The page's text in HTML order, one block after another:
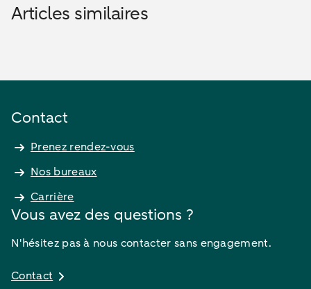
Articles similaires
Contact
Prenez rendez-vous
Nos bureaux
Carrière
Vous avez des questions ?
N'hésitez pas à nous contacter sans engagement.
Contact